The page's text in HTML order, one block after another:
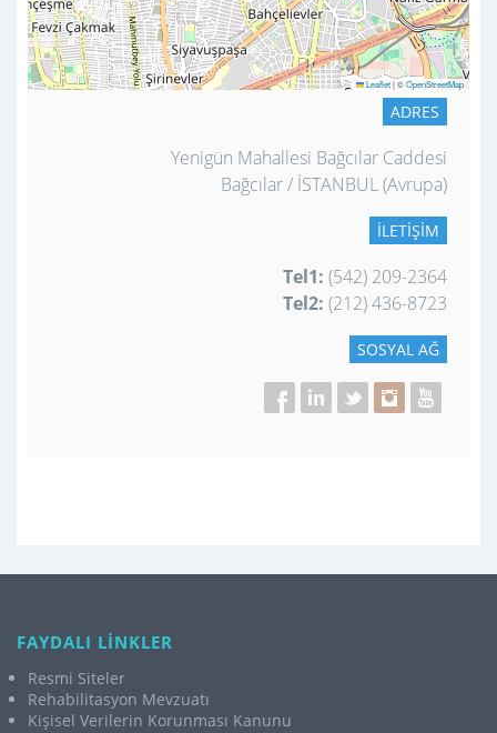
Leaflet|©OpenStreetMap
ADRES
Yenigün Mahallesi Bağcılar Caddesi
Bağcılar / İSTANBUL (Avrupa)
İLETIŞIM
Tel1: (542) 209-2364
Tel2: (212) 436-8723
SOSYAL AĞ
FAYDALI LİNKLER
Resmi Siteler
Rehabilitasyon Mevzuatı
Kişisel Verilerin Korunması Kanunu